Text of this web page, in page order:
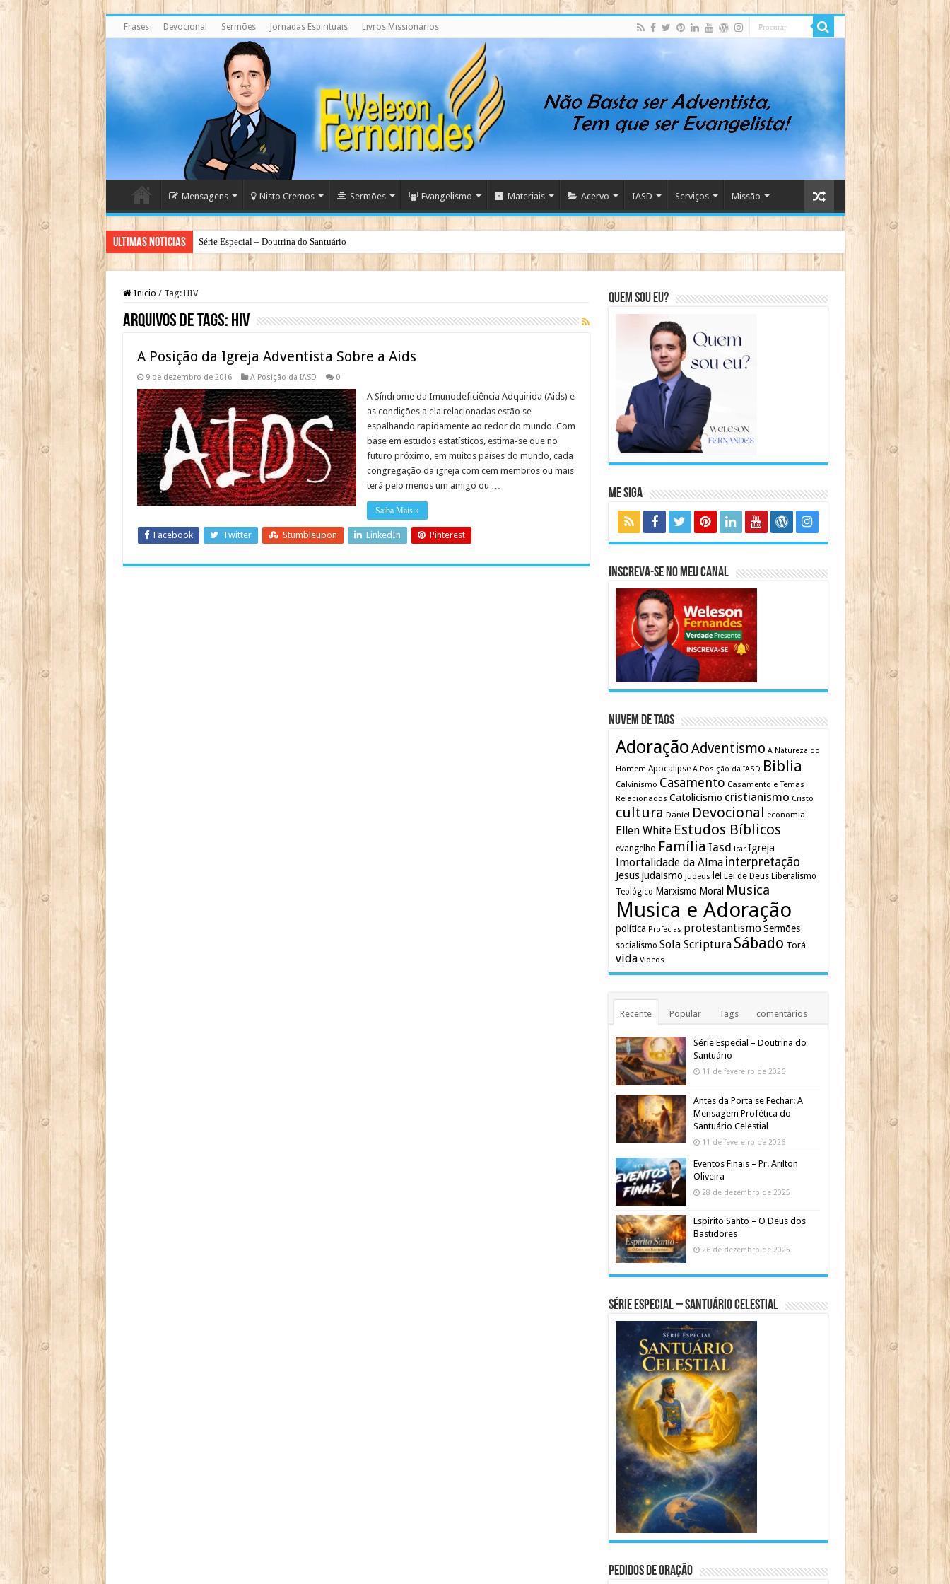
Frases Devocional Sermões Jornadas Espirituais Livros Missionários
Mensagens Nisto Cremos Sermões Evangelismo Materiais Acervo IASD Serviços Missão
Ultimas Noticias Série Especial – Doutrina do Santuário
Inicio / Tag: HIV
Arquivos de Tags: HIV
A Posição da Igreja Adventista Sobre a Aids
9 de dezembro de 2016 A Posição da IASD 0
A Síndrome da Imunodeficiência Adquirida (Aids) e
as condições a ela relacionadas estão se
espalhando rapidamente ao redor do mundo. Com
base em estudos estatísticos, estima-se que no
futuro próximo, em muitos países do mundo, cada
congregação da igreja com cem membros ou mais
terá pelo menos um amigo ou …
Saiba Mais »
Facebook Twitter Stumbleupon LinkedIn Pinterest
Quem sou eu?
Me Siga
Inscreva-se no meu canal
Nuvem de Tags
AdoraçãoAdventismo A Natureza do
Homem Apocalipse A Posição da IASD Biblia
Calvinismo Casamento Casamento e Temas
Relacionados Catolicismo cristianismo Cristo
cultura Daniel Devocional economia
Ellen White Estudos Bíblicos
evangelho Família Iasd Icar Igreja
Imortalidade da Alma interpretação
Jesus judaismo judeus lei Lei de Deus Liberalismo
Teológico Marxismo Moral Musica
Musica e Adoração
política Profecias protestantismo Sermões
socialismo Sola Scriptura Sábado Torá
vida Videos
Recente Popular Tags comentários
Série Especial – Doutrina do
Santuário
11 de fevereiro de 2026
Antes da Porta se Fechar: A
Mensagem Profética do
Santuário Celestial
11 de fevereiro de 2026
Eventos Finais – Pr. Arilton
Oliveira
28 de dezembro de 2025
Espirito Santo – O Deus dos
Bastidores
26 de dezembro de 2025
Série Especial – Santuário Celestial
Pedidos de Oração